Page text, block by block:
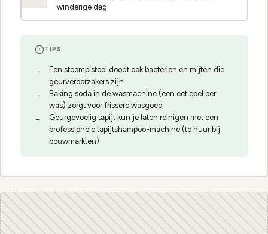
winderige dag
TIPS
Een stoompistool doodt ook bacterien en mijten die
geurveroorzakers zijn
Baking soda in de wasmachine (een eetlepel per
was) zorgt voor frissere wasgoed
Geurgevoelig tapijt kun je laten reinigen met een
professionele tapijtshampoo-machine (te huur bij
bouwmarkten)